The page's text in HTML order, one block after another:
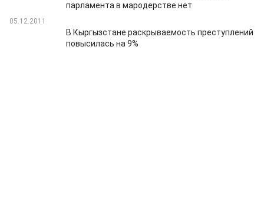
парламента в мародерстве нет
05.12.2011
В Кыргызстане раскрываемость преступлений
повысилась на 9%